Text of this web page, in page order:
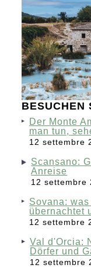
BESUCHEN
Der Monte
man tun,
12 settembre
Scansano:
Anreise
12 settembre
Sovana:
übernachtet
12 settembre
Val d'Orcia:
Dörfer und
12 settembre